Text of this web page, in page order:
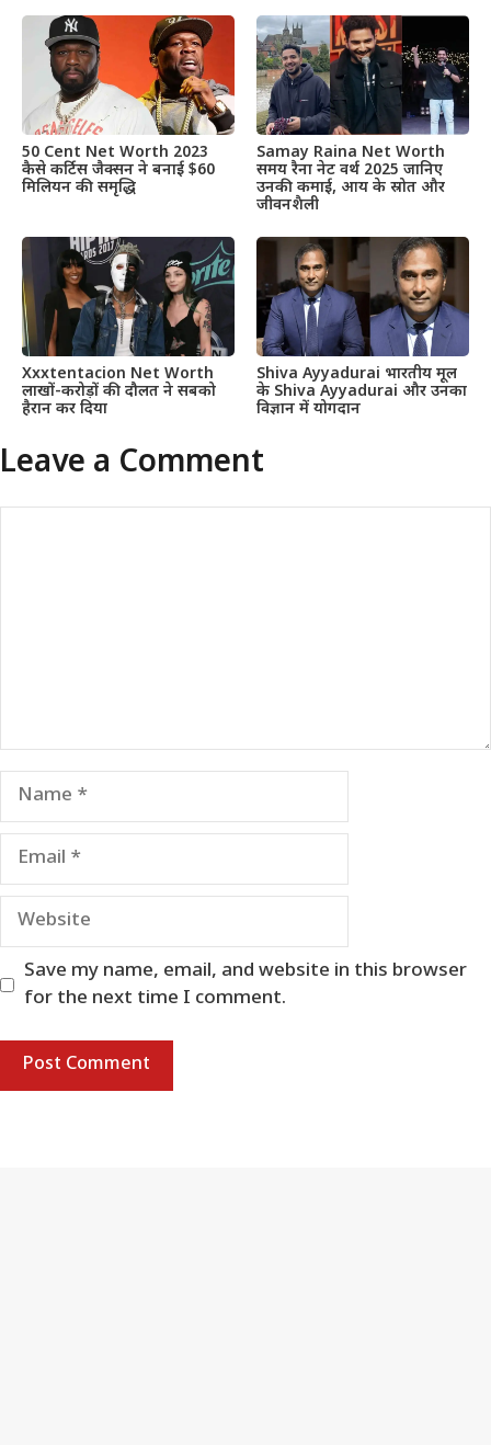
50 Cent Net Worth 2023
कैसे कर्टिस जैक्सन ने बनाई $60
मिलियन की समृद्धि
Samay Raina Net Worth
समय रैना नेट वर्थ 2025 जानिए
उनकी कमाई, आय के स्रोत और
जीवनशैली
Xxxtentacion Net Worth
लाखों-करोड़ों की दौलत ने सबको
हैरान कर दिया
Shiva Ayyadurai भारतीय मूल
के Shiva Ayyadurai और उनका
विज्ञान में योगदान
Leave a Comment
Name
Email
Website
Save my name, email, and website in this browser
for the next time I comment.